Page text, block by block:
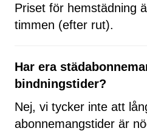
Priset för hemstädning
timmen (efter rut).
Har era
bindningstider?
Nej, vi tycker inte att
abonnemangstider är